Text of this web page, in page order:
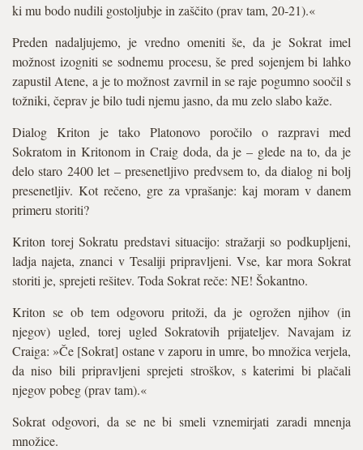
ki mu bodo nudili gostoljubje in zaščito (prav tam, 20-21).«
Preden nadaljujemo, je vredno omeniti še, da je Sokrat imel
možnost izogniti se sodnemu procesu, še pred sojenjem bi lahko
zapustil Atene, a je to možnost zavrnil in se raje pogumno soočil s
tožniki, čeprav je bilo tudi njemu jasno, da mu zelo slabo kaže.
Dialog Kriton je tako Platonovo poročilo o razpravi med
Sokratom in Kritonom in Craig doda, da je – glede na to, da je
delo staro 2400 let – presenetljivo predvsem to, da dialog ni bolj
presenetljiv. Kot rečeno, gre za vprašanje: kaj moram v danem
primeru storiti?
Kriton torej Sokratu predstavi situacijo: stražarji so podkupljeni,
ladja najeta, znanci v Tesaliji pripravljeni. Vse, kar mora Sokrat
storiti je, sprejeti rešitev. Toda Sokrat reče: NE! Šokantno.
Kriton se ob tem odgovoru pritoži, da je ogrožen njihov (in
njegov) ugled, torej ugled Sokratovih prijateljev. Navajam iz
Craiga: »Če [Sokrat] ostane v zaporu in umre, bo množica verjela,
da niso bili pripravljeni sprejeti stroškov, s katerimi bi plačali
njegov pobeg (prav tam).«
Sokrat odgovori, da se ne bi smeli vznemirjati zaradi mnenja
množice.